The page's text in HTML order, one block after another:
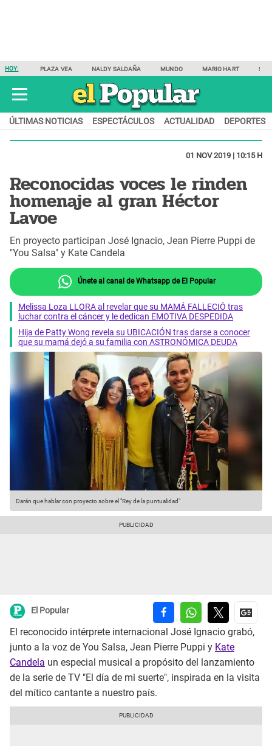
HOY: PLAZA VEA NALDY SALDAÑA MUNDO MARIO HART
ÚLTIMAS NOTICIAS ESPECTÁCULOS ACTUALIDAD DEPORTES
01 NOV 2019 | 10:15 H
Reconocidas voces le rinden
homenaje al gran Héctor
Lavoe
En proyecto participan José Ignacio, Jean Pierre Puppi de
"You Salsa" y Kate Candela
Únete al canal de Whatsapp de El Popular
Melissa Loza LLORA al revelar que su MAMÁ FALLECIÓ tras
luchar contra el cáncer y le dedican EMOTIVA DESPEDIDA
Hija de Patty Wong revela su UBICACIÓN tras darse a conocer
que su mamá dejó a su familia con ASTRONÓMICA DEUDA
Darán que hablar con proyecto sobre el "Rey de la puntualidad"
El Popular
El reconocido intérprete internacional José Ignacio grabó,
junto a la voz de You Salsa, Jean Pierre Puppi y Kate
Candela un especial musical a propósito del lanzamiento
de la serie de TV "El día de mi suerte", inspirada en la visita
del mítico cantante a nuestro país.